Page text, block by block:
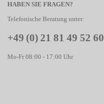
HABEN SIE FRAGEN?
Telefonische Beratung unter:
+49 (0) 21 81 49 52 60
Mo-Fr 08:00 - 17:00 Uhr